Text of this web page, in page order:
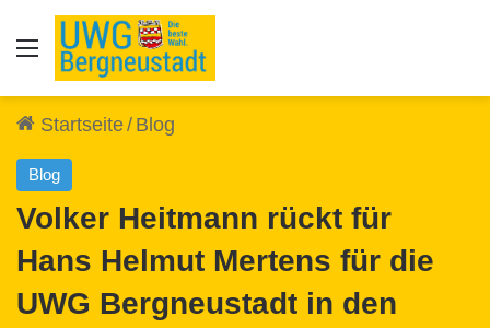
Auswahl
Startseite/ Blog
Blog
Volker Heitmann rückt für
Hans Helmut Mertens für die
UWG Bergneustadt in den